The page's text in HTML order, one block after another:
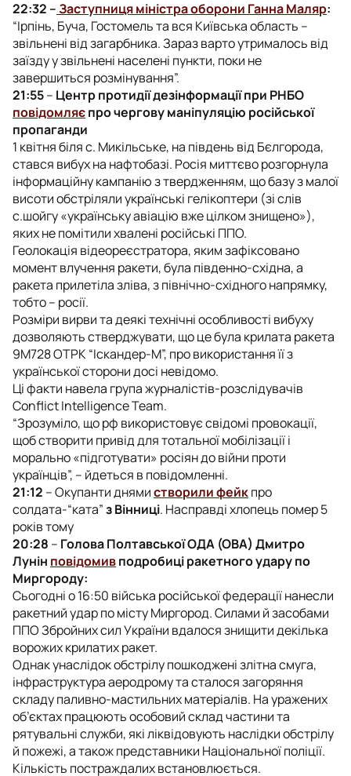
22:32 –Заступниця міністра оборони Ганна Маляр:
“Ірпінь, Буча, Гостомель та вся Київська область –
звільнені від загарбника. Зараз варто утрималось від
заїзду у звільнені населені пункти, поки не
завершиться розмінування”.
21:55– Центр протидії дезінформації при РНБО
повідомляєпро чергову маніпуляцію російської
пропаганди
1 квітня біля с. Микільське, на південь від Бєлгорода,
стався вибух на нафтобазі. Росія миттєво розгорнула
інформаційну кампанію з твердженням, що базу з малої
висоти обстріляли українські гелікоптери (зі слів
с.шойгу «українську авіацію вже цілком знищено»),
яких не помітили хвалені російські ППО.
Геолокація відеореєстратора, яким зафіксовано
момент влучення ракети, була південно-східна, а
ракета прилетіла зліва, з північно-східного напрямку,
тобто – росії.
Розміри вирви та деякі технічні особливості вибуху
дозволяють стверджувати, що це була крилата ракета
9М728 ОТРК “Іскандер-М”, про використання її з
української сторони досі невідомо.
Ці факти навела група журналістів-розслідувачів
Conflict Intelligence Team.
“Зрозуміло, що рф використовує свідомі провокації,
щоб створити привід для тотальної мобілізації і
морально «підготувати» росіян до війни проти
українців”, – йдеться в повідомленні.
21:12 – Окупанти днямистворили фейкпро
солдата-“ката”з Вінниці. Насправді хлопець помер 5
років тому
20:28 – Голова Полтавської ОДА (ОВА) Дмитро
Лунін повідомивподробиці ракетного удару по
Миргороду:
Сьогодні о 16:50 війська російської федерації нанесли
ракетний удар по місту Миргород. Силами й засобами
ППО Збройних сил України вдалося знищити декілька
ворожих крилатих ракет.
Однак унаслідок обстрілу пошкоджені злітна смуга,
інфраструктура аеродрому та сталося загоряння
складу паливно-мастильних матеріалів. На уражених
об’єктах працюють особовий склад частини та
рятувальні служби, які ліквідовують наслідки обстрілу
й пожежі, а також представники Національної поліції.
Кількість постраждалих встановлюється.